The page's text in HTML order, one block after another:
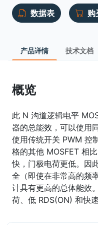
数据表 购
产品详情 技术文档
概览
此 N 沟道逻辑电平
器的总能效，可以使用
使用传统开关 PWM 控
格的其他 MOSFET 相
快，门极电荷更低。因
全（即使在非常高的频
计具有更高的总体能效
荷、低 RDS(ON) 和快速